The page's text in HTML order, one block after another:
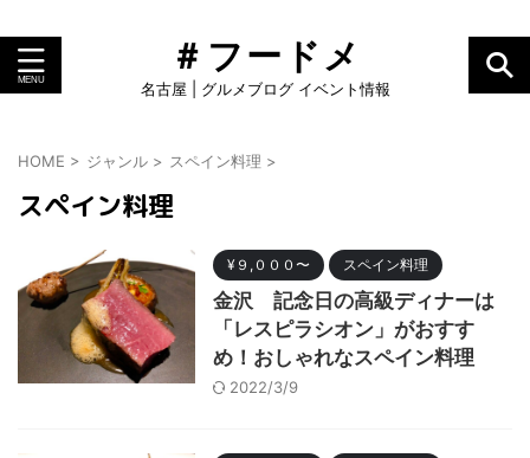
＃フードメ
名古屋 | グルメブログ イベント情報
HOME > ジャンル > スペイン料理 >
スペイン料理
¥９,０００〜 スペイン料理
金沢 記念日の高級ディナーは
「レスピラシオン」がおすす
め！おしゃれなスペイン料理
2022/3/9